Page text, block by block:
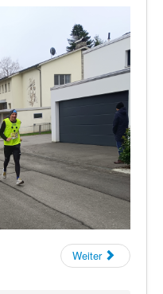
Weiter